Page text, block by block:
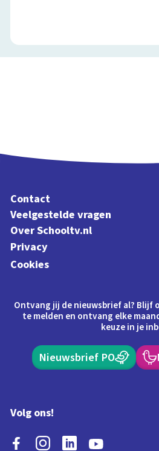
Contact
Veelgestelde vragen
Over Schooltv.nl
Privacy
Cookies
Ontvang jij de nieuwsbrief al? Blijf
te melden en ontvang elke
keuze in je
Nieuwsbrief PO
Volg ons!